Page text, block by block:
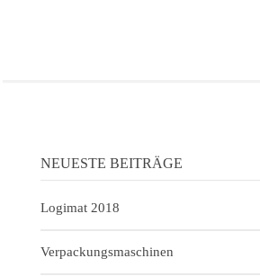
NEUESTE BEITRÄGE
Logimat 2018
Verpackungsmaschinen